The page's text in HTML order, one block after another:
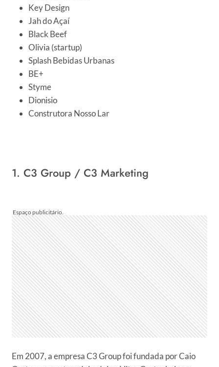
Key Design
Jah do Açaí
Black Beef
Olivia (startup)
Splash Bebidas Urbanas
BE+
Styme
Dionisio
Construtora Nosso Lar
1. C3 Group / C3 Marketing
Em 2007, a empresa C3 Group foi fundada por Caio